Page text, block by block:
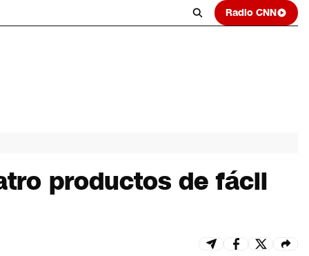
Radio CNN
productos de fácil